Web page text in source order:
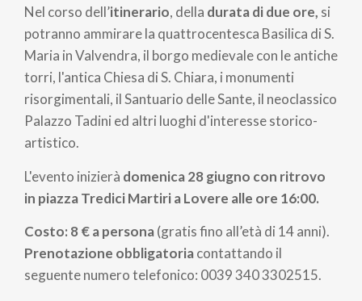
Nel corso dell’itinerario, della durata di due ore, si
potranno ammirare la quattrocentesca Basilica di S.
Maria in Valvendra, il borgo medievale con le antiche
torri, l'antica Chiesa di S. Chiara, i monumenti
risorgimentali, il Santuario delle Sante, il neoclassico
Palazzo Tadini ed altri luoghi d'interesse storico-
artistico.
L'evento inizierà domenica 28 giugno con ritrovo
in piazza Tredici Martiri a Lovere alle ore 16:00.
Costo: 8 € a persona(gratis fino all’età di 14 anni).
Prenotazione obbligatoriacontattando il
seguente numero telefonico: 0039 340 3302515.